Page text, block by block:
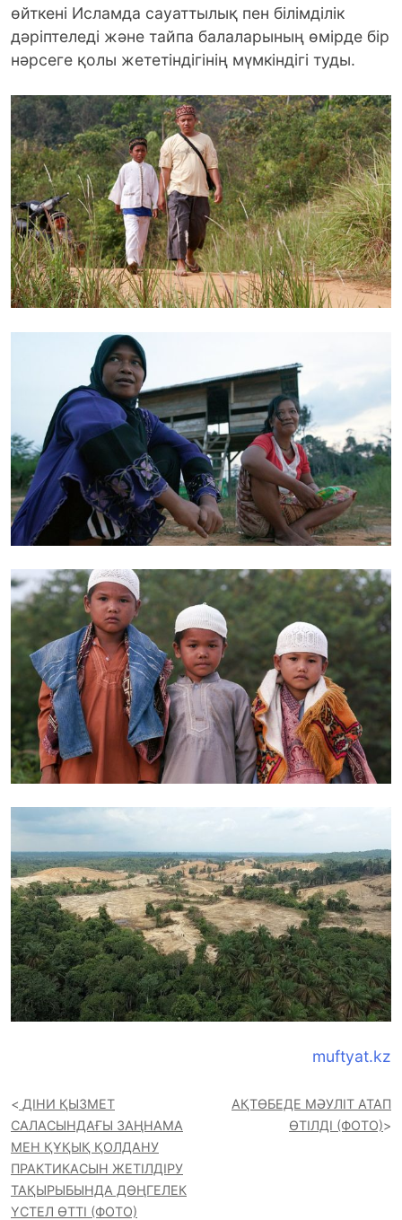
өйткені Исламда сауаттылық пен білімділік
дәріптеледі және тайпа балаларының өмірде бір
нәрсеге қолы жететіндігінің мүмкіндігі туды.
muftyat.kz
ДІНИ ҚЫЗМЕТ
САЛАСЫНДАҒЫ ЗАҢНАМА
МЕН ҚҰҚЫҚ ҚОЛДАНУ
ПРАКТИКАСЫН ЖЕТІЛДІРУ
ТАҚЫРЫБЫНДА ДӨҢГЕЛЕК
ҮСТЕЛ ӨТТІ (ФОТО)
АҚТӨБЕДЕ МӘУЛІТ АТАП
ӨТІЛДІ (ФОТО)